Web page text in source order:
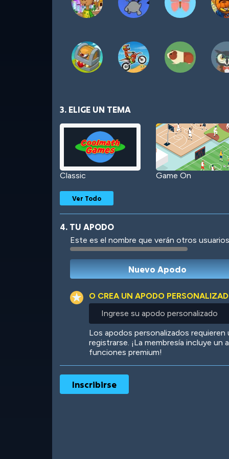
3. ELIGE UN TEMA
Classic Game On
Robotic International
Starlight
Ver Todo
4. TU APODO
Este es el nombre que verán otros
O CREA UN APODO
personalizado
Los apodos personalizados requieren
registrarse. ¡La membresía incluye
funciones premium!